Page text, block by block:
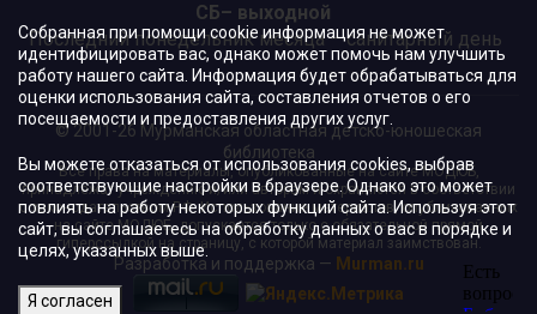
СБ– выходной
Последний понедельник месяца – санитарный день
© 2001-26 Мурманская областная детско-юношеская
библиотека
Все права на материалы, опубликованные на сайте МОДЮБ,
принадлежат учреждению и/или авторам и охраняются в соответствии
с законодательством РФ. Использование материалов, опубликованных
на сайте МОДЮБ, допускается только с обязательной прямой
гиперссылкой на страницу, с которой материал заимствован.
Разработка и поддержка — Murman.ru
Собранная при помощи cookie информация не может
идентифицировать вас, однако может помочь нам улучшить
работу нашего сайта. Информация будет обрабатываться для
оценки использования сайта, составления отчетов о его
посещаемости и предоставления других услуг.
Вы можете отказаться от использования cookies, выбрав
соответствующие настройки в браузере. Однако это может
повлиять на работу некоторых функций сайта. Используя этот
сайт, вы соглашаетесь на обработку данных о вас в порядке и
целях, указанных выше.
Я согласен